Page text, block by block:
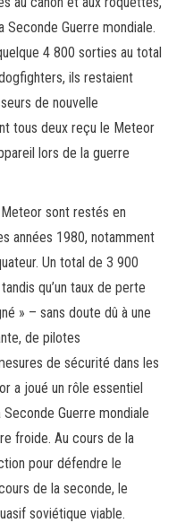
Guerre mondiale.
4 800 sorties au total
ils restaient
de nouvelle
tous deux reçu le Meteor
lors de la guerre
sont restés en
années 1980, notamment
Un total de 3 900
qu’un taux de perte
» – sans doute dû à une
de pilotes
de sécurité dans les
a joué un rôle essentiel
Guerre mondiale
froide. Au cours de la
pour défendre le
de la seconde, le
soviétique viable.